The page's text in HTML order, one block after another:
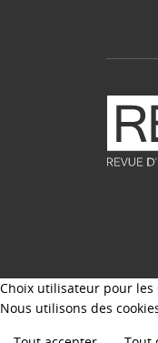
Choix utilisateur pour les
Nous utilisons des